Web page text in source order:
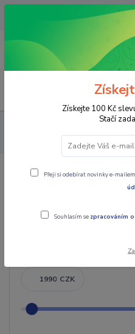
OPAVA 733537099/HLUČÍN
734541648/OLOMOUC 734593593
DISKY NA
CZK
Získejte 100 Kč
Stačí
Přeji si odebírat novinky e-
Souhlasím se zpracováním